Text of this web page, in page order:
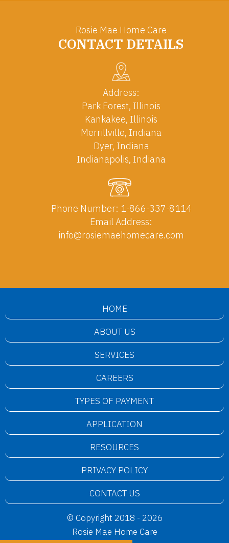
Rosie Mae Home Care
CONTACT DETAILS
Address:
Park Forest, Illinois
Kankakee, Illinois
Merrillville, Indiana
Dyer, Indiana
Indianapolis, Indiana
Phone Number: 1-866-337-8114
Email Address:
info@rosiemaehomecare.com
HOME
ABOUT US
SERVICES
CAREERS
TYPES OF PAYMENT
APPLICATION
RESOURCES
PRIVACY POLICY
CONTACT US
© Copyright 2018 - 2026
Rosie Mae Home Care